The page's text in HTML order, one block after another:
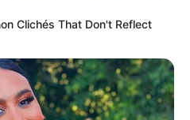
Clichés That Don't Reflect